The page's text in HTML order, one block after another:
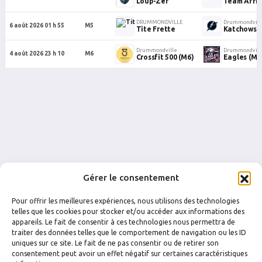
Gérer le consentement
Pour offrir les meilleures expériences, nous utilisons des technologies
telles que les cookies pour stocker et/ou accéder aux informations des
appareils. Le fait de consentir à ces technologies nous permettra de
traiter des données telles que le comportement de navigation ou les ID
uniques sur ce site. Le fait de ne pas consentir ou de retirer son
consentement peut avoir un effet négatif sur certaines caractéristiques
6 août 2026 01 h 55 M5
DRUMMONDVILLE
Tite Frette Katchows
4 août 2026 23 h 10 M6
Drummondville
Crossfit 500 (M6) Eagles
FACEBOOK INSTAGRAM